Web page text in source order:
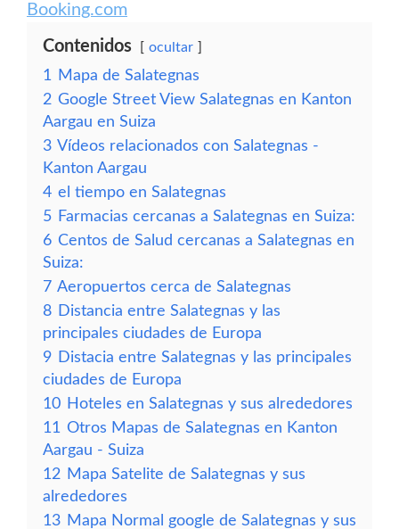
Booking.com
Contenidos ocultar
1
Mapa de Salategnas
2 Google Street View Salategnas en Kanton
Aargau en Suiza
3 Vídeos relacionados con Salategnas -
Kanton Aargau
4 el tiempo en Salategnas
5 Farmacias cercanas a Salategnas en Suiza:
6 Centos de Salud cercanas a Salategnas en
Suiza:
7 Aeropuertos cerca de Salategnas
8 Distancia entre Salategnas y las
principales ciudades de Europa
9 Distacia entre Salategnas y las principales
ciudades de Europa
10 Hoteles en Salategnas y sus alrededores
11 Otros Mapas de Salategnas en Kanton
Aargau - Suiza
12 Mapa Satelite de Salategnas y sus
alrededores
13 Mapa Normal google de Salategnas y sus